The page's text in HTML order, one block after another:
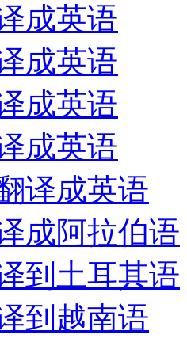
成英语
成英语
成英语
成英语
译成英语
成阿拉伯语
到土耳其语
到越南语